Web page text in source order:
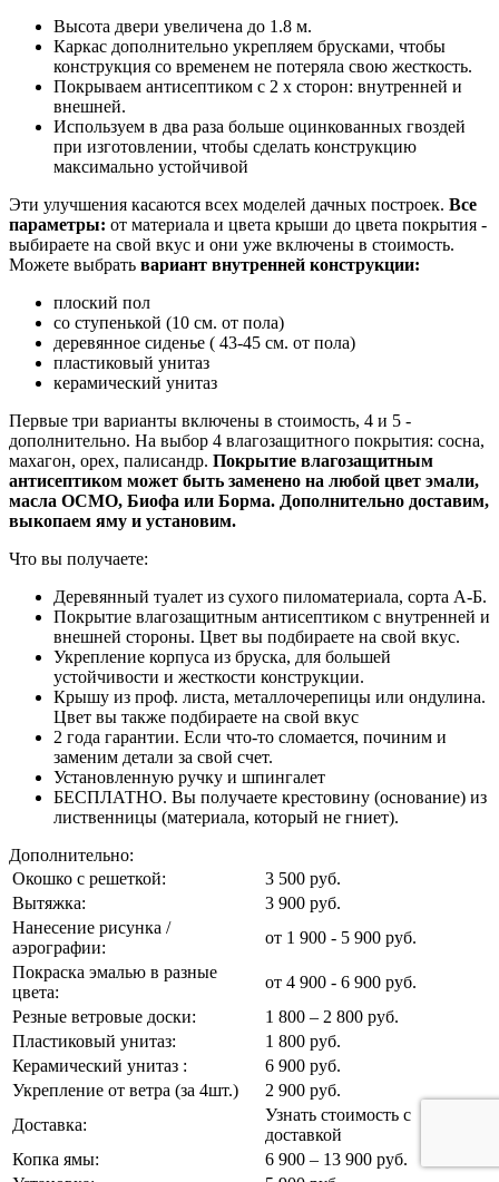
Высота двери увеличена до 1.8 м.
Каркас дополнительно укрепляем брусками, чтобы
конструкция со временем не потеряла свою жесткость.
Покрываем антисептиком с 2 х сторон: внутренней и
внешней.
Используем в два раза больше оцинкованных гвоздей
при изготовлении, чтобы сделать конструкцию
максимально устойчивой
Эти улучшения касаются всех моделей дачных построек. Все
параметры: от материала и цвета крыши до цвета покрытия -
выбираете на свой вкус и они уже включены в стоимость.
Можете выбрать вариант внутренней конструкции:
плоский пол
со ступенькой (10 см. от пола)
деревянное сиденье ( 43-45 см. от пола)
пластиковый унитаз
керамический унитаз
Первые три варианты включены в стоимость, 4 и 5 -
дополнительно. На выбор 4 влагозащитного покрытия: сосна,
махагон, орех, палисандр. Покрытие влагозащитным
антисептиком может быть заменено на любой цвет эмали,
масла ОСМО, Биофа или Борма. Дополнительно доставим,
выкопаем яму и установим.
Что вы получаете:
Деревянный туалет из сухого пиломатериала, сорта А-Б.
Покрытие влагозащитным антисептиком с внутренней и
внешней стороны. Цвет вы подбираете на свой вкус.
Укрепление корпуса из бруска, для большей
устойчивости и жесткости конструкции.
Крышу из проф. листа, металлочерепицы или ондулина.
Цвет вы также подбираете на свой вкус
2 года гарантии. Если что-то сломается, починим и
заменим детали за свой счет.
Установленную ручку и шпингалет
БЕСПЛАТНО. Вы получаете крестовину (основание) из
лиственницы (материала, который не гниет).
Дополнительно:
Окошко с решеткой:
3 500 руб.
Вытяжка:
3 900 руб.
Нанесение рисунка /
аэрографии:
от 1 900 - 5 900 руб.
Покраска эмалью в разные
цвета:
от 4 900 - 6 900 руб.
Резные ветровые доски:
1 800 – 2 800 руб.
Пластиковый унитаз:
1 800 руб.
Керамический унитаз :
6 900 руб.
Укрепление от ветра (за 4шт.)
2 900 руб.
Доставка:
Узнать стоимость с
доставкой
Копка ямы:
6 900 – 13 900 руб.